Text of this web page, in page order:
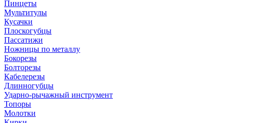
Пинцеты
Мультитулы
Кусачки
Плоскогубцы
Пассатижи
Ножницы по металлу
Бокорезы
Болторезы
Кабелерезы
Длинногубцы
Ударно-рычажный инструмент
Топоры
Молотки